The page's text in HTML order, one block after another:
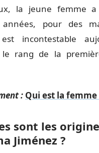
la jeune femme
années, pour des
incontestable
le rang de la
: Qui est la femme
sont les
Jiménez ?